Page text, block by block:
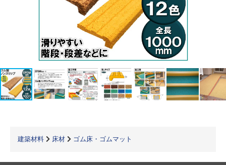
建築材料 床材 ゴム床・ゴムマット